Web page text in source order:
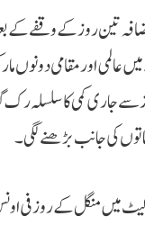
تین روز کے وقفے کے
عالمی اور مقامی دونوں
جاری کمی کا سلسلہ رک
کی جانب بڑھنے لگی۔
میں منگل کے روز فی